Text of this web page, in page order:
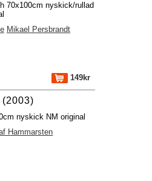
70x100cm nyskick/rullad
Mikael Persbrandt
149kr
nyskick NM original
Hammarsten